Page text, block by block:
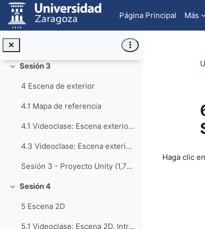
Salta al contenido principal
Página Principal
Más
Sesión 2 - Proyecto Unity (1,32 GBy. Comprimido en 7z)
Colapsar
Sesión 3
4 Escena de exterior
4.1 Mapa de referencia
4.1 Videoclase: Escena exterior. Intro - Terreno (33:49)
4.3 Videoclase: Escena exterior. Agua - detalles - final (37:54)
Sesión 3 - Proyecto Unity (1,74 GBy. Comprimido en 7z)
Colapsar
Sesión 4
5 Escena 2D
5.1 Videoclase: Escena 2D. Intro - Escenario (30:02)
Haga clic